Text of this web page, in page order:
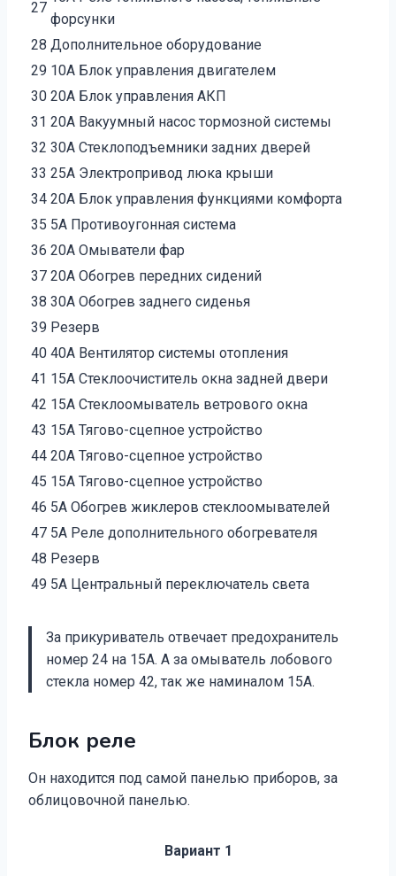
27
форсунки
28 Дополнительное оборудование
29 10А Блок управления двигателем
30 20А Блок управления АКП
31 20А Вакуумный насос тормозной системы
32 30А Стеклоподъемники задних дверей
33 25А Электропривод люка крыши
34 20А Блок управления функциями комфорта
35 5А Противоугонная система
36 20А Омыватели фар
37 20А Обогрев передних сидений
38 30А Обогрев заднего сиденья
39 Резерв
40 40А Вентилятор системы отопления
41 15А Стеклоочиститель окна задней двери
42 15А Стеклоомыватель ветрового окна
43 15А Тягово-сцепное устройство
44 20А Тягово-сцепное устройство
45 15А Тягово-сцепное устройство
46 5А Обогрев жиклеров стеклоомывателей
47 5А Реле дополнительного обогревателя
48 Резерв
49 5А Центральный переключатель света
За прикуриватель отвечает предохранитель
номер 24 на 15А. А за омыватель лобового
стекла номер 42, так же наминалом 15А.
Блок реле
Он находится под самой панелью приборов, за
облицовочной панелью.
Вариант 1